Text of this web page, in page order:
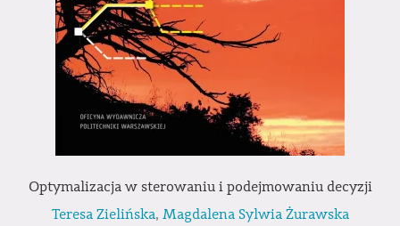
Optymalizacja w sterowaniu i podejmowaniu decyzji
Teresa Zielińska, Magdalena Sylwia Żurawska